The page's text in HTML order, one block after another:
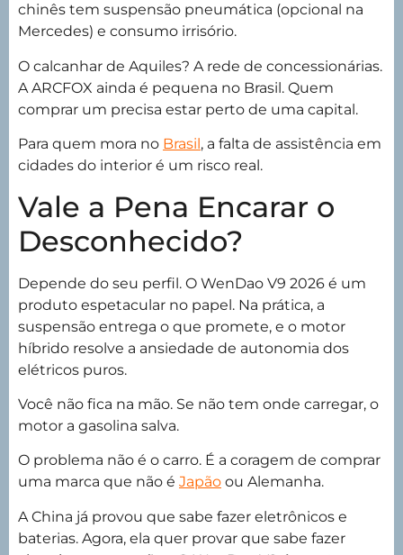
chinês tem suspensão pneumática (opcional na
Mercedes) e consumo irrisório.
O calcanhar de Aquiles? A rede de concessionárias.
A ARCFOX ainda é pequena no Brasil. Quem
comprar um precisa estar perto de uma capital.
Para quem mora no Brasil , a falta de assistência em
cidades do interior é um risco real.
Vale a Pena Encarar o
Desconhecido?
Depende do seu perfil. O WenDao V9 2026 é um
produto espetacular no papel. Na prática, a
suspensão entrega o que promete, e o motor
híbrido resolve a ansiedade de autonomia dos
elétricos puros.
Você não fica na mão. Se não tem onde carregar, o
motor a gasolina salva.
O problema não é o carro. É a coragem de comprar
uma marca que não é Japão ou Alemanha.
A China já provou que sabe fazer eletrônicos e
baterias. Agora, ela quer provar que sabe fazer